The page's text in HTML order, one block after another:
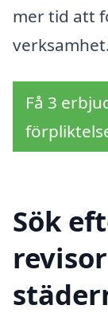
mer tid att
verksamhet.
Få 3
Sök